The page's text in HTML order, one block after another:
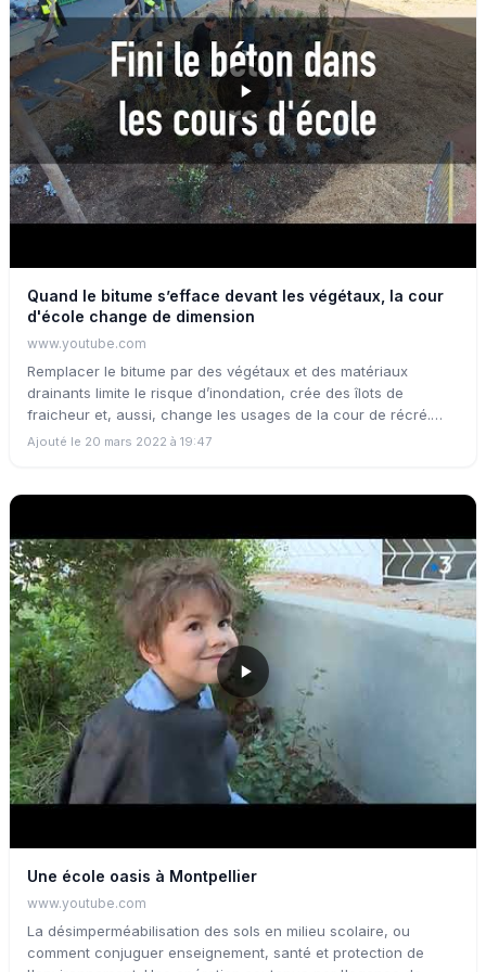
projet d’aménagement durable, écologique et concerté avec
les différents usagers (enfants, équipe pédagogique, services,
élus…).
Quand le bitume s’efface devant les végétaux, la cour
d'école change de dimension
www.youtube.com
Remplacer le bitume par des végétaux et des matériaux
drainants limite le risque d’inondation, crée des îlots de
fraicheur et, aussi, change les usages de la cour de récré.
Reportage à Montpellier.
Ajouté le 20 mars 2022 à 19:47
Une école oasis à Montpellier
www.youtube.com
La désimperméabilisation des sols en milieu scolaire, ou
comment conjuguer enseignement, santé et protection de